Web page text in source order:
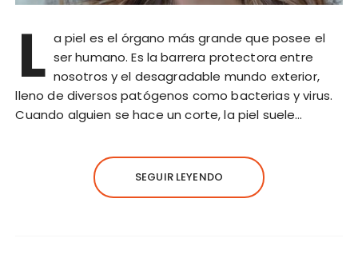
L a piel es el órgano más grande que posee el
ser humano. Es la barrera protectora entre
nosotros y el desagradable mundo exterior,
lleno de diversos patógenos como bacterias y virus.
Cuando alguien se hace un corte, la piel suele…
SEGUIR LEYENDO